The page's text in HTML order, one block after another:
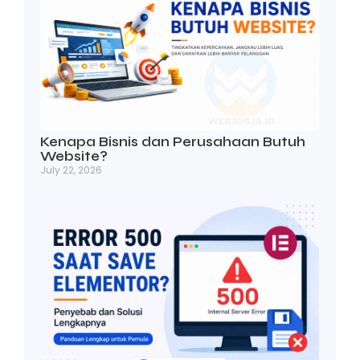
Kenapa Bisnis dan Perusahaan Butuh
Website?
July 22, 2026